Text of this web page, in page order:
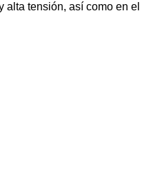
alta tensión, así como en el